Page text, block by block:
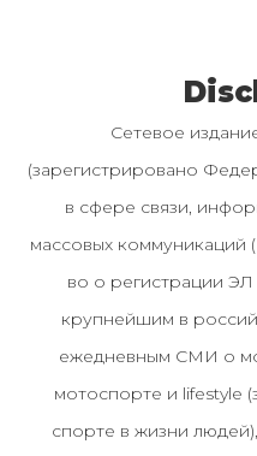
Сетевое
(зарегистрировано
в сфере связи,
массовых коммуникаций
во о регистрации
крупнейшим в
ежедневным СМИ о
мотоспорте и lifestyle
спорте в жизни